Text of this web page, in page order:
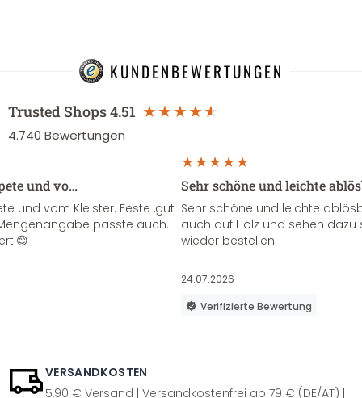
KUNDENBEWERTUNGEN
Trusted Shops4.51
4.740 Bewertungen
und vo…
und vom Kleister. Feste ,gut
passte auch.
Sehr schöne und leichte
Sehr schöne und leichte
auch auf Holz und sehen
wieder bestellen.
24.07.2026
Verifizierte Bewertung
VERSANDKOSTEN
5,90 € Versand | Versandkostenfrei ab 79 € (DE/AT) |